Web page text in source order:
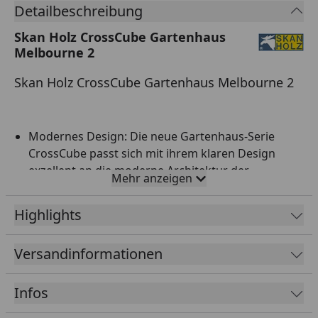
Detailbeschreibung
Skan Holz CrossCube Gartenhaus
Melbourne 2
Skan Holz CrossCube Gartenhaus Melbourne 2
Modernes Design: Die neue Gartenhaus-Serie
CrossCube passt sich mit ihrem klaren Design
exzellent an die moderne Architektur der
zeitgenössischen Gärten an. Die Konstruktion
zementgebundenen Fassadenplatten für den
Außenbereich. Die Platten sind zugeschnitten,
vorgebohrt und farbig endbehandelt. Die Montage
erfolgt mit farbigen Edelstahlschrauben auf einer
schiefergrauen Holzrahmenkonstruktion.
Mehr anzeigen
Highlights
Versandinformationen
Infos